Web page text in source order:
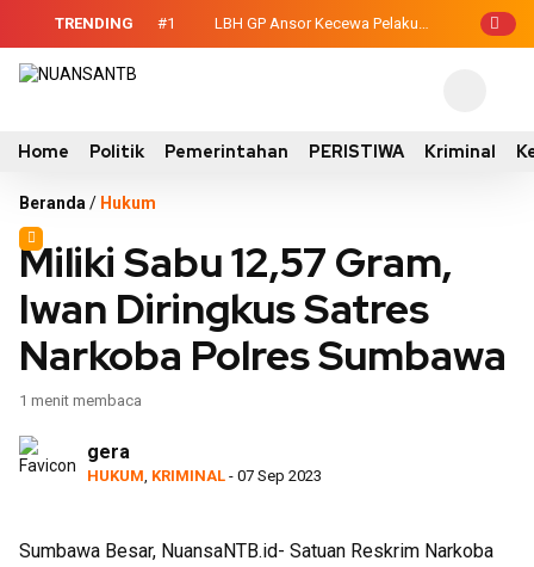
TRENDING #1 LBH GP Ansor Kecewa Pelaku
Temukan Kondisi
Home Politik Pemerintahan PERISTIWA Kriminal
Beranda / Hukum
Miliki Sabu 12,57 Gram,
Iwan Diringkus Satres
Narkoba Polres Sumbawa
1 menit membaca
gera
HUKUM KRIMINAL - 07 Sep 2023
Sumbawa Besar, NuansaNTB.id- Satuan Reskrim Narkoba